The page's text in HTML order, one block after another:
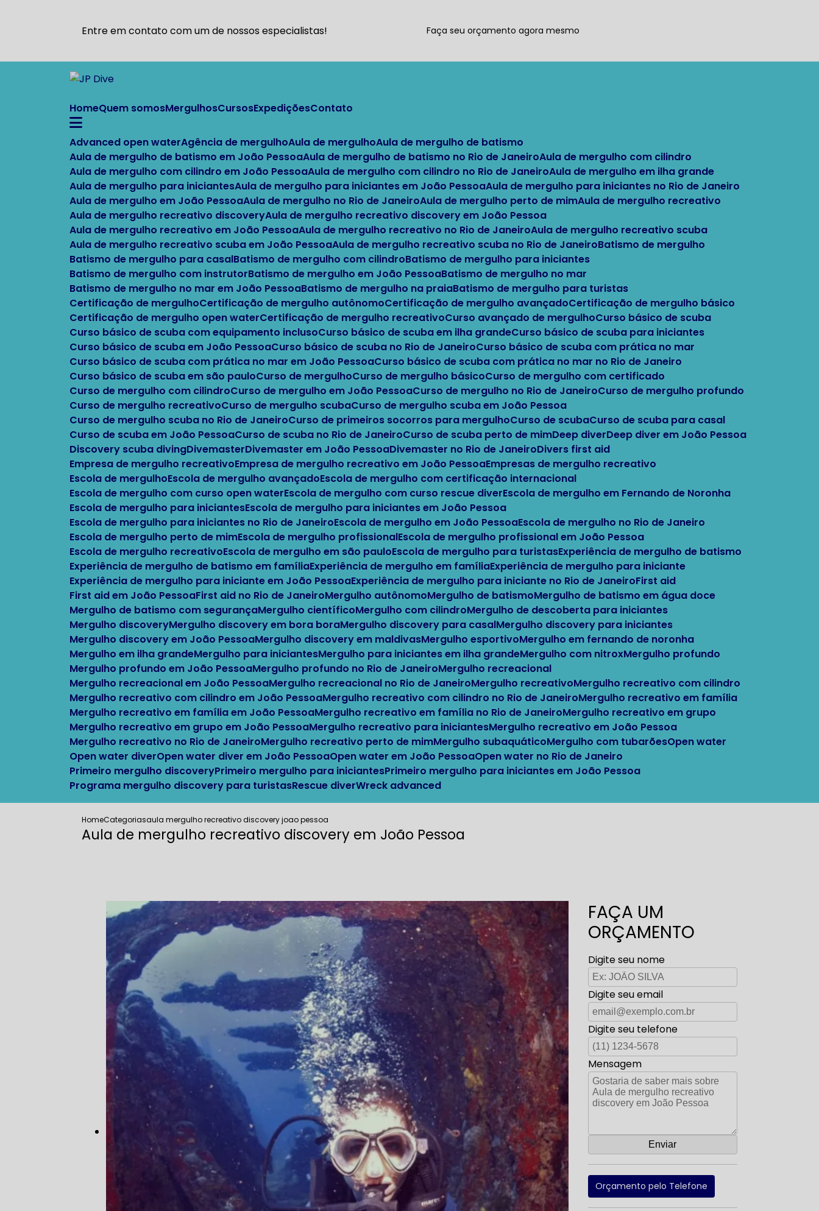
Entre em contato com um de nossos especialistas! Faça seu orçamento agora mesmo
Home Quem somos Mergulhos Cursos Expedições Contato
Advanced open water Agência de mergulho Aula de mergulho Aula de mergulho de batismo
Aula de mergulho de batismo em João Pessoa Aula de mergulho de batismo no Rio de Janeiro Aula de mergulho com cilindro
Aula de mergulho com cilindro em João Pessoa Aula de mergulho com cilindro no Rio de Janeiro Aula de mergulho em ilha grande
Aula de mergulho para iniciantes Aula de mergulho para iniciantes em João Pessoa Aula de mergulho para iniciantes no Rio de Janeiro
Aula de mergulho em João Pessoa Aula de mergulho no Rio de Janeiro Aula de mergulho perto de mim Aula de mergulho recreativo
Aula de mergulho recreativo discovery Aula de mergulho recreativo discovery em João Pessoa
Aula de mergulho recreativo em João Pessoa Aula de mergulho recreativo no Rio de Janeiro Aula de mergulho recreativo scuba
Aula de mergulho recreativo scuba em João Pessoa Aula de mergulho recreativo scuba no Rio de Janeiro Batismo de mergulho
Batismo de mergulho para casal Batismo de mergulho com cilindro Batismo de mergulho para iniciantes
Batismo de mergulho com instrutor Batismo de mergulho em João Pessoa Batismo de mergulho no mar
Batismo de mergulho no mar em João Pessoa Batismo de mergulho na praia Batismo de mergulho para turistas
Certificação de mergulho
Certificação de mergulho autônomo Certificação de mergulho avançado
Certificação de mergulho básico
Certificação de mergulho open water
Certificação de mergulho recreativo Curso avançado de mergulho
Curso básico de scuba
Curso básico de scuba com equipamento incluso
Curso básico de scuba em ilha grande
Curso básico de scuba para iniciantes
Curso básico de scuba em João Pessoa
Curso básico de scuba no Rio de Janeiro
Curso básico de scuba com prática no mar
Curso básico de scuba com prática no mar em João Pessoa
Curso básico de scuba com prática no mar no Rio de Janeiro
Curso básico de scuba em são paulo
Curso de mergulho Curso de mergulho básico
Curso de mergulho com certificado
Curso de mergulho com cilindro
Curso de mergulho em João Pessoa Curso de mergulho no Rio de Janeiro
Curso de mergulho profundo
Curso de mergulho recreativo
Curso de mergulho scuba
Curso de mergulho scuba em João Pessoa
Curso de mergulho scuba no Rio de Janeiro
Curso de primeiros socorros para mergulho Curso de scuba
Curso de scuba para casal
Curso de scuba em João Pessoa
Curso de scuba no Rio de Janeiro Curso de scuba perto de mim Deep diver Deep diver em João Pessoa
Discovery scuba diving Divemaster Divemaster em João Pessoa Divemaster no Rio de Janeiro
Divers first aid
Empresa de mergulho recreativo Empresa de mergulho recreativo em João Pessoa Empresas de mergulho recreativo
Escola de mergulho Escola de mergulho avançado Escola de mergulho com certificação internacional
Escola de mergulho com curso open water Escola de mergulho com curso rescue diver Escola de mergulho em Fernando de Noronha
Escola de mergulho para iniciantes Escola de mergulho para iniciantes em João Pessoa
Escola de mergulho para iniciantes no Rio de Janeiro Escola de mergulho em João Pessoa Escola de mergulho no Rio de Janeiro
Escola de mergulho perto de mim Escola de mergulho profissional Escola de mergulho profissional em João Pessoa
Escola de mergulho recreativo Escola de mergulho em são paulo Escola de mergulho para turistas Experiência de mergulho de batismo
Experiência de mergulho de batismo em família Experiência de mergulho em família Experiência de mergulho para iniciante
Experiência de mergulho para iniciante em João Pessoa Experiência de mergulho para iniciante no Rio de Janeiro First aid
First aid em João Pessoa First aid no Rio de Janeiro Mergulho autônomo Mergulho de batismo
Mergulho de batismo em água doce
Mergulho de batismo com segurança
Mergulho científico Mergulho com cilindro
Mergulho de descoberta para iniciantes
Mergulho discovery
Mergulho discovery em bora bora Mergulho discovery para casal
Mergulho discovery para iniciantes
Mergulho discovery em João Pessoa
Mergulho discovery em maldivas Mergulho esportivo
Mergulho em fernando de noronha
Mergulho em ilha grande
Mergulho para iniciantes Mergulho para iniciantes em ilha grande Mergulho com nitrox
Mergulho profundo
Mergulho profundo em João Pessoa
Mergulho profundo no Rio de Janeiro
Mergulho recreacional
Mergulho recreacional em João Pessoa
Mergulho recreacional no Rio de Janeiro Mergulho recreativo
Mergulho recreativo com cilindro
Mergulho recreativo com cilindro em João Pessoa
Mergulho recreativo com cilindro no Rio de Janeiro
Mergulho recreativo em família
Mergulho recreativo em família em João Pessoa
Mergulho recreativo em família no Rio de Janeiro
Mergulho recreativo em grupo
Mergulho recreativo em grupo em João Pessoa
Mergulho recreativo para iniciantes
Mergulho recreativo em João Pessoa
Mergulho recreativo no Rio de Janeiro
Mergulho recreativo perto de mim Mergulho subaquático Mergulho com tubarões
Open water
Open water diver
Open water diver em João Pessoa Open water em João Pessoa
Open water no Rio de Janeiro
Primeiro mergulho discovery Primeiro mergulho para iniciantes Primeiro mergulho para iniciantes em João Pessoa
Programa mergulho discovery para turistas Rescue diver Wreck advanced
HomeCategoriasaula mergulho recreativo discovery joao pessoa
Aula de mergulho recreativo discovery em João Pessoa
FAÇA UM
ORÇAMENTO
Digite seu nome
Digite seu email
Digite seu telefone
Mensagem
Orçamento pelo Telefone